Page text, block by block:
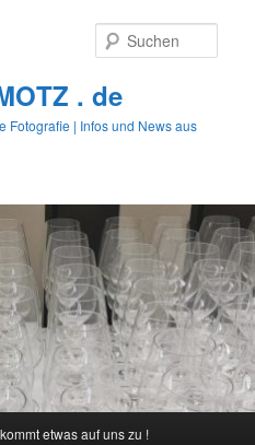
. de
Fotografie | Infos und News aus
etwas auf uns zu !